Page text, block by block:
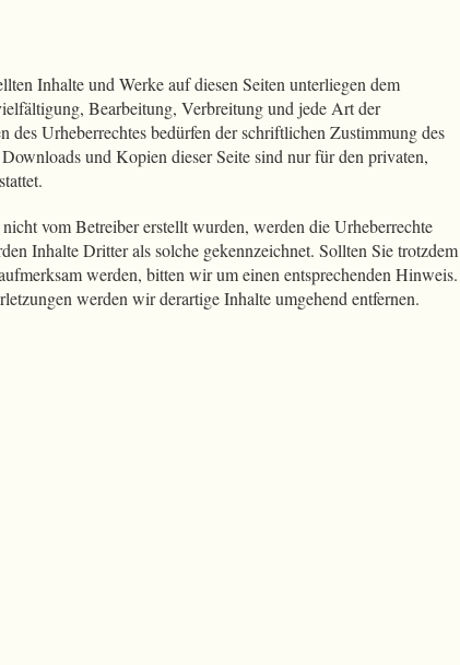
Inhalte und Werke auf diesen Seiten unterliegen dem
Bearbeitung, Verbreitung und jede Art der
des Urheberrechtes bedürfen der schriftlichen Zustimmung des
und Kopien dieser Seite sind nur für den privaten,
vom Betreiber erstellt wurden, werden die Urheberrechte
Inhalte Dritter als solche gekennzeichnet. Sollten Sie trotzdem
werden, bitten wir um einen entsprechenden Hinweis.
werden wir derartige Inhalte umgehend entfernen.